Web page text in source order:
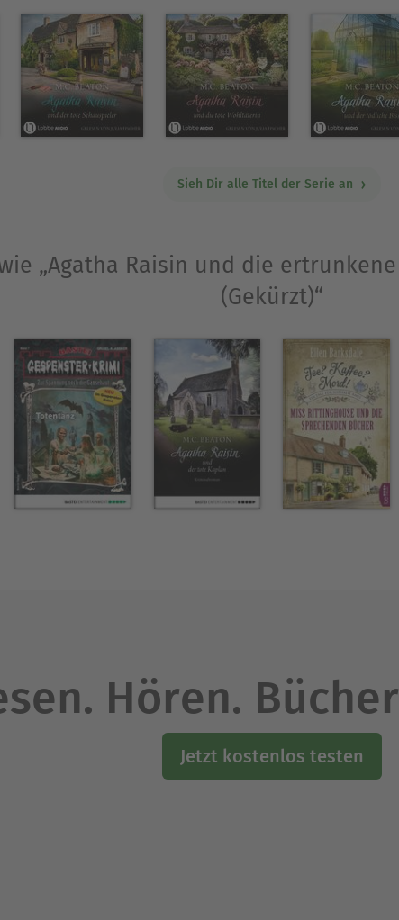
Macbeth feierte sie große Erfolge in über 17
Ausblenden
Sieh Dir alle Titel der Serie an
„Agatha Raisin und die
(Gekürzt)“
Hören.
Jetzt kostenlos testen